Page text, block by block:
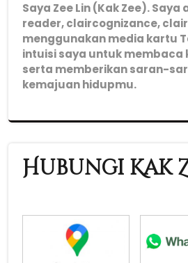
Saya Zee Lin (Kak Zee).
reader, claircognizance,
menggunakan media kartu
intuisi saya untuk membaca
serta memberikan saran-
kemajuan hidupmu.
Hubungi Kak